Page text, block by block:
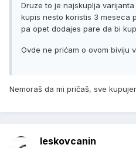
Druze to je najskuplja
kupis nesto koristis 3 meseca
pa opet dodajes pare da bi
Ovde ne prićam o ovom biviju
Nemoraš da mi pričaš, sve
leskovcanin